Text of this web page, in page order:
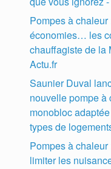
Pompes à chaleur
économies… les
chauffagiste de la
Actu.fr
Saunier Duval
nouvelle pompe à
monobloc
types de
Pompes à chaleur
limiter les